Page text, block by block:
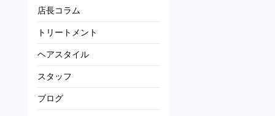
店長コラム
トリートメント
ヘアスタイル
スタッフ
ブログ